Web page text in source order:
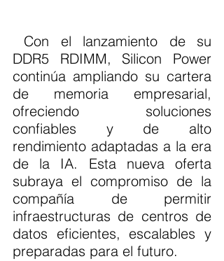
DDR5 RDIMM, Silicon Power
continúa ampliando su cartera
de memoria empresarial,
ofreciendo soluciones
confiables y de alto
rendimiento adaptadas a la era
de la IA. Esta nueva oferta
subraya el compromiso de la
compañía de permitir
infraestructuras de centros de
datos eficientes, escalables y
preparadas para el futuro.